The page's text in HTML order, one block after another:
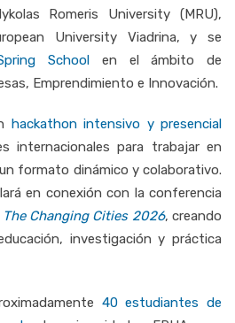
Romeris University (MRU),
University Viadrina, y se
School en el ámbito de
Emprendimiento e Innovación.
hackathon intensivo y presencial
internacionales para trabajar en
formato dinámico y colaborativo.
en conexión con la conferencia
The Changing Cities 2026, creando
investigación y práctica
40 estudiantes de